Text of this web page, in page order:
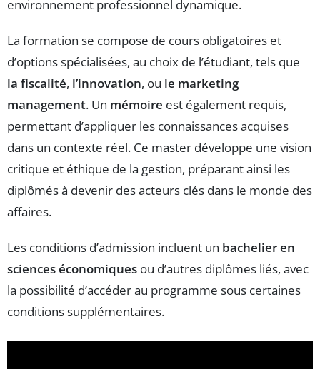
environnement professionnel dynamique.
La formation se compose de cours obligatoires et
d’options spécialisées, au choix de l’étudiant, tels que
la fiscalité, l’innovation, ou le marketing
management. Un mémoire est également requis,
permettant d’appliquer les connaissances acquises
dans un contexte réel. Ce master développe une vision
critique et éthique de la gestion, préparant ainsi les
diplômés à devenir des acteurs clés dans le monde des
affaires.
Les conditions d’admission incluent un bachelier en
sciences économiques ou d’autres diplômes liés, avec
la possibilité d’accéder au programme sous certaines
conditions supplémentaires.